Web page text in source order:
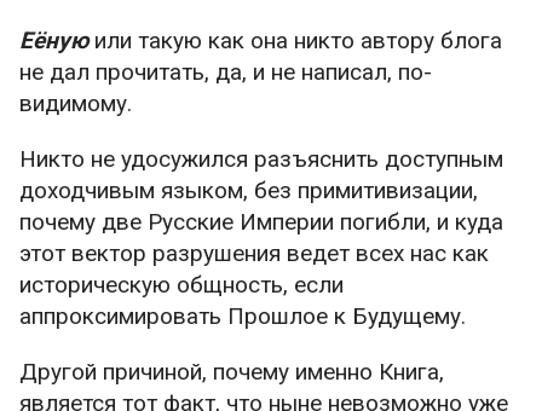
Еёнуюили такую как она никто автору блога
не дал прочитать, да, и не написал, по-
видимому.
Никто не удосужился разъяснить доступным
доходчивым языком, без примитивизации,
почему две Русские Империи погибли, и куда
этот вектор разрушения ведет всех нас как
историческую общность, если
аппроксимировать Прошлое к Будущему.
Другой причиной, почему именно Книга,
является тот факт, что ныне невозможно уже